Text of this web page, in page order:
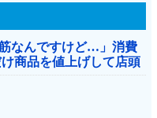
なんですけど…」消費
商品を値上げして店頭